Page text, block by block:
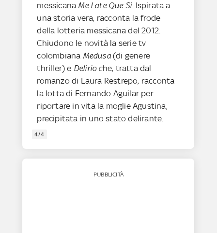
messicana Me Late Que Sì. Ispirata a
una storia vera, racconta la frode
della lotteria messicana del 2012.
Chiudono le novità la serie tv
colombiana Medusa(di genere
thriller) e Delirio che, tratta dal
romanzo di Laura Restrepo, racconta
la lotta di Fernando Aguilar per
riportare in vita la moglie Agustina,
precipitata in uno stato delirante.
4/4
PUBBLICITÀ